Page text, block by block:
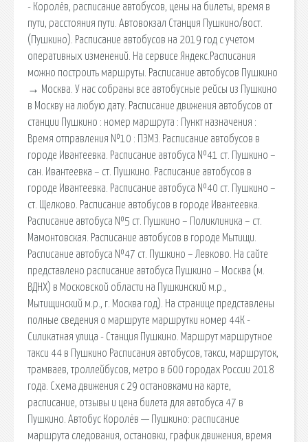
- Королёв, расписание автобусов, цены на билеты, время в
пути, расстояния пути. Автовокзал Станция Пушкино/вост.
(Пушкино). Расписание автобусов на 2019 год с учетом
оперативных изменений. На сервисе Яндекс.Расписания
можно построить маршруты. Расписание автобусов Пушкино
→ Москва. У нас собраны все автобусные рейсы из Пушкино
в Москву на любую дату. Расписание движения автобусов от
станции Пушкино : номер маршрута : Пункт назначения :
Время отправления №10 : ПЭМЗ. Расписание автобусов в
городе Ивантеевка. Расписание автобуса №41 ст. Пушкино –
сан. Ивантеевка – ст. Пушкино. Расписание автобусов в
городе Ивантеевка. Расписание автобуса №40 ст. Пушкино –
ст. Щелково. Расписание автобусов в городе Ивантеевка.
Расписание автобуса №5 ст. Пушкино – Поликлиника – ст.
Мамонтовская. Расписание автобусов в городе Мытищи.
Расписание автобуса №47 ст. Пушкино – Левково. На сайте
представлено расписание автобуса Пушкино – Москва (м.
ВДНХ) в Московской области на Пушкинский м.р.,
Мытищинский м.р., г. Москва год). На странице представлены
полные сведения о маршруте маршрутки номер 44К -
Силикатная улица - Станция Пушкино. Маршрут маршрутное
такси 44 в Пушкино Расписания автобусов, такси, маршруток,
трамваев, троллейбусов, метро в 600 городах России 2018
года. Схема движения с 29 остановками на карте,
расписание, отзывы и цена билета для автобуса 47 в
Пушкино. Автобус Королёв — Пушкино: расписание
маршрута следования, остановки, график движения, время